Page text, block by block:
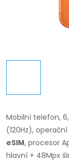
Mobilní telefon,
(120Hz),
eSIM, procesor
hlavní + 48Mpx